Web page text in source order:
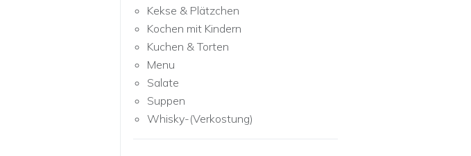
Kekse & Plätzchen
Kochen mit Kindern
Kuchen & Torten
Menu
Salate
Suppen
Whisky-(Verkostung)